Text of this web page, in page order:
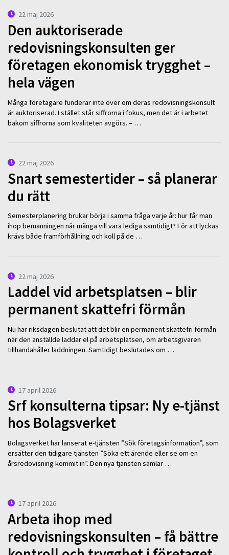
22 maj 2026
Den auktoriserade
redovisningskonsulten ger
företagen ekonomisk trygghet –
hela vägen
Många företagare funderar inte över om deras redovisningskonsult
är auktoriserad. I stället står siffrorna i fokus, men det är i arbetet
bakom siffrorna som kvaliteten avgörs. – …
22 maj 2026
Snart semestertider – så planerar
du rätt
Semesterplanering brukar börja i samma fråga varje år: hur får man
ihop bemanningen när många vill vara lediga samtidigt? För att lyckas
krävs både framförhållning och koll på de …
22 maj 2026
Laddel vid arbetsplatsen – blir
permanent skattefri förmån
Nu har riksdagen beslutat att det blir en permanent skattefri förmån
när den anställde laddar el på arbetsplatsen, om arbetsgivaren
tillhandahåller laddningen. Samtidigt beslutades om …
17 april 2026
Srf konsulterna tipsar: Ny e-tjänst
hos Bolagsverket
Bolagsverket har lanserat e-tjänsten ”Sök företagsinformation”, som
ersätter den tidigare tjänsten ”Söka ett ärende eller se om en
årsredovisning kommit in”. Den nya tjänsten samlar …
17 april 2026
Arbeta ihop med
redovisningskonsulten – få bättre